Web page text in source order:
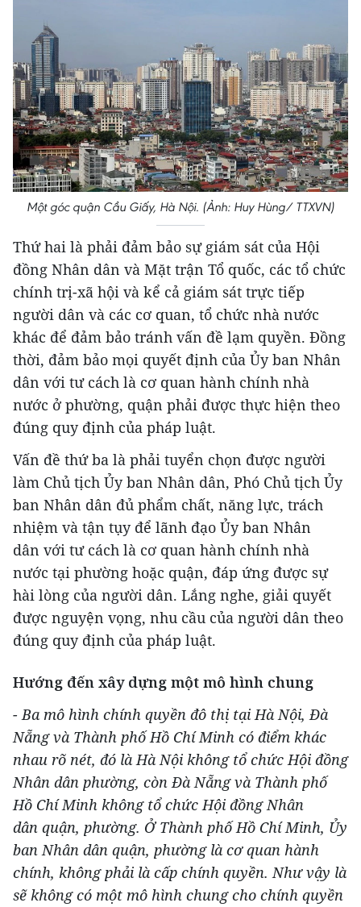
Một góc quận Cầu Giấy, Hà Nội. (Ảnh: Huy Hùng/ TTXVN)
Thứ hai là phải đảm bảo sự giám sát của Hội
đồng Nhân dân và Mặt trận Tổ quốc, các tổ chức
chính trị-xã hội và kể cả giám sát trực tiếp
người dân và các cơ quan, tổ chức nhà nước
khác để đảm bảo tránh vấn đề lạm quyền. Đồng
thời, đảm bảo mọi quyết định của Ủy ban Nhân
dân với tư cách là cơ quan hành chính nhà
nước ở phường, quận phải được thực hiện theo
đúng quy định của pháp luật.
Vấn đề thứ ba là phải tuyển chọn được người
làm Chủ tịch Ủy ban Nhân dân, Phó Chủ tịch Ủy
ban Nhân dân đủ phẩm chất, năng lực, trách
nhiệm và tận tụy để lãnh đạo Ủy ban Nhân
dân với tư cách là cơ quan hành chính nhà
nước tại phường hoặc quận, đáp ứng được sự
hài lòng của người dân. Lắng nghe, giải quyết
được nguyện vọng, nhu cầu của người dân theo
đúng quy định của pháp luật.
Hướng đến xây dựng một mô hình chung
- Ba mô hình chính quyền đô thị tại Hà Nội, Đà
Nẵng và Thành phố Hồ Chí Minh có điểm khác
nhau rõ nét, đó là Hà Nội không tổ chức Hội đồng
Nhân dân phường, còn Đà Nẵng và Thành phố
Hồ Chí Minh không tổ chức Hội đồng Nhân
dân quận, phường. Ở Thành phố Hồ Chí Minh, Ủy
ban Nhân dân quận, phường là cơ quan hành
chính, không phải là cấp chính quyền. Như vậy là
sẽ không có một mô hình chung cho chính quyền